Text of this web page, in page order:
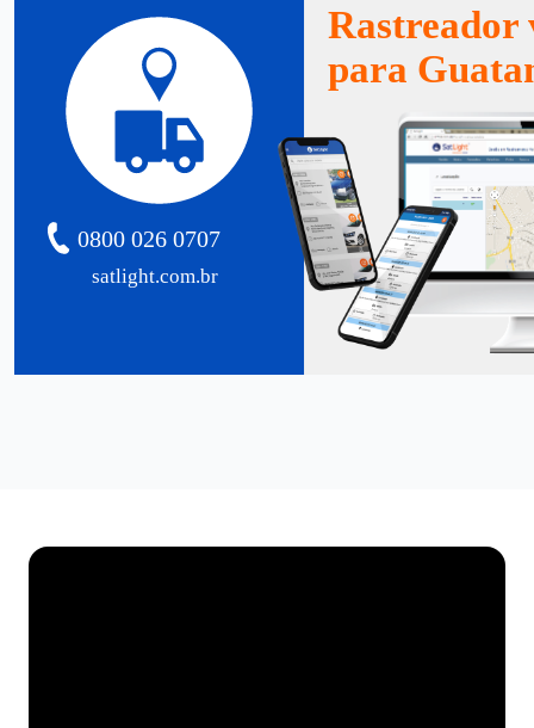
satlight.com.br
0800 026 0707
Rastreador
para